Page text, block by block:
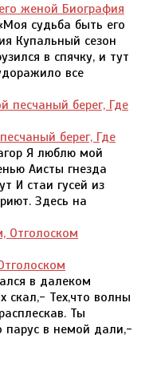
женой Биография
судьба быть его
Купальный сезон
в спячку, и тут
все
берег, Где
Я люблю мой
Аисты гнезда
И стаи гусей из
Здесь на
в далеком
скал,- Тех,что волны
Ты
парус в немой дали,-